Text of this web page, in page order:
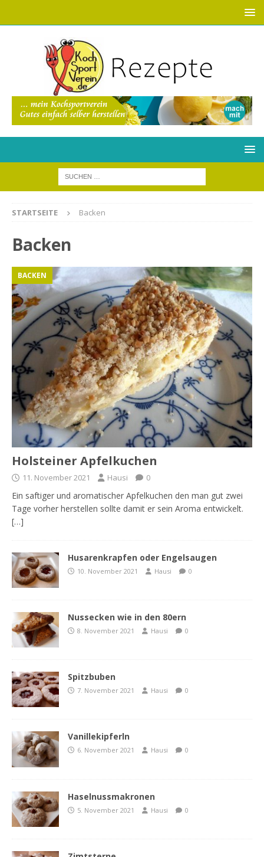
STARTSEITE Backen
Backen
BACKEN
Holsteiner Apfelkuchen
11. November 2021 Hausi 0
Ein saftiger und aromatischer Apfelkuchen den man gut zwei
Tage vorher herstellen sollte damit er sein Aroma entwickelt.
[…]
Husarenkrapfen oder Engelsaugen
10. November 2021 Hausi 0
Nussecken wie in den 80ern
8. November 2021 Hausi 0
Spitzbuben
7. November 2021 Hausi 0
Vanillekipferln
6. November 2021 Hausi 0
Haselnussmakronen
5. November 2021 Hausi 0